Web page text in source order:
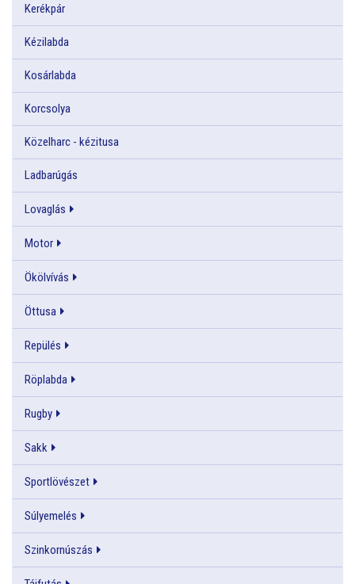
Kerékpár
Kézilabda
Kosárlabda
Korcsolya
Közelharc - kézitusa
Ladbarúgás
Lovaglás
Motor
Ökölvívás
Öttusa
Repülés
Röplabda
Rugby
Sakk
Sportlövészet
Súlyemelés
Szinkornúszás